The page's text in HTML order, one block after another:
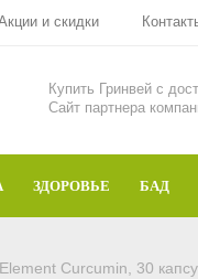
и скидки
Купить Гринвей c
Сайт партнера
ЗДОРОВЬЕ БАД
Curcumin, 30